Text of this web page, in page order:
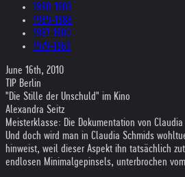
1990-1989
1989-1988
1987-1980
1979-1969
June 16th, 2010
TIP Berlin
"Die Stille der Unschuld" im Kino
Alexandra Seitz
Meisterklasse: Die Dokumentation von
Und doch wird man in Claudia Schmids
hinweist, weil dieser Aspekt ihn tatsächlich
endlosen Minimalgepinsels, unterbrochen